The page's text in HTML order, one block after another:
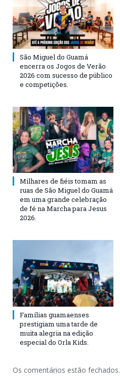
São Miguel do Guamá
encerra os Jogos de Verão
2026 com sucesso de público
e competições.
Milhares de fiéis tomam as
ruas de São Miguel do Guamá
em uma grande celebração
de fé na Marcha para Jesus
2026.
Famílias guamaenses
prestigiam uma tarde de
muita alegria na edição
especial do Orla Kids.
Os comentários estão fechados.